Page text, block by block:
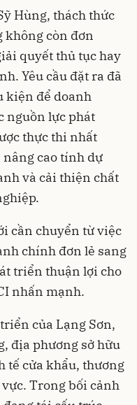
Hùng, thách thức
không còn đơn
quyết thủ tục hay
Yêu cầu đặt ra đã
kiện để doanh
nguồn lực phát
thực thi nhất
cao tính dự
và cải thiện chất
cần chuyển từ việc
chính đơn lẻ sang
triển thuận lợi cho
nhấn mạnh.
của Lạng Sơn,
địa phương sở hữu
tế cửa khẩu, thương
Trong bối cảnh